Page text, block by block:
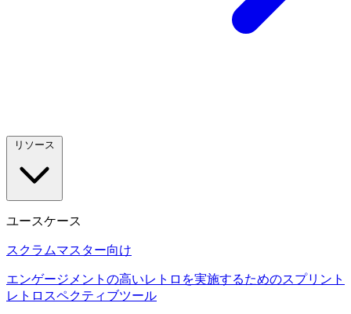
ユースケース
スクラムマスター向け
エンゲージメントの高いレトロを実施するためのスプリント
レトロスペクティブツール